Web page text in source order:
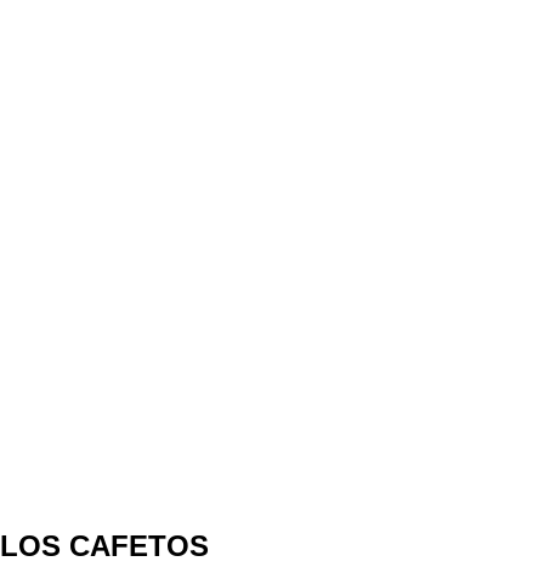
LOS CAFETOS